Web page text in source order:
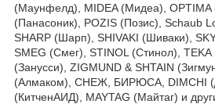
(Маунфелд), MIDEA (Мидеа), OPTIMA
(Панасоник), POZIS (Позис), Schaub
SHARP (Шарп), SHIVAKI (Шиваки),
SMEG (Смег), STINOL (Стинол), TEKA
(Занусси), ZIGMUND & SHTAIN
(Алмаком), СНЕЖ, БИРЮСА, DIMCHI
(КитченАИД), MAYTAG (Майтаг) и